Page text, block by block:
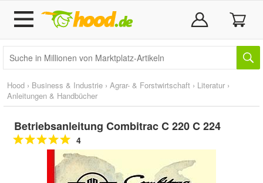
Hood › Business & Industrie › Agrar- & Forstwirtschaft › Literatur ›
Anleitungen & Handbücher
Betriebsanleitung Combitrac C 220 C 224
4